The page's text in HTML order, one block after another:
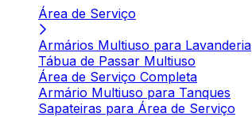
Área de Serviço
Armários Multiuso para Lavanderia
Tábua de Passar Multiuso
Área de Serviço Completa
Armário Multiuso para Tanques
Sapateiras para Área de Serviço